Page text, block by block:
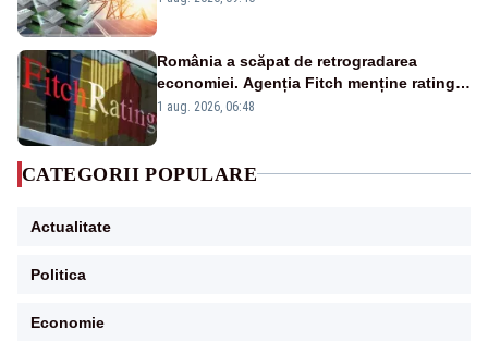
România a scăpat de retrogradarea
economiei. Agenția Fitch menține ratingul
„BBB-” cu perspectivă negativă
1 aug. 2026, 06:48
CATEGORII POPULARE
Actualitate
Politica
Economie